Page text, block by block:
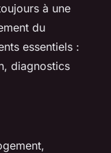
à une
du
essentiels :
diagnostics